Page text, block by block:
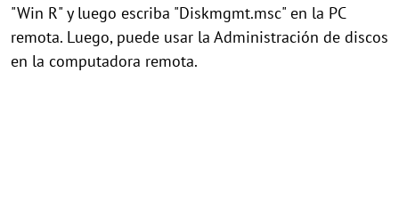
"Win R" y luego escriba "Diskmgmt.msc" en la PC
remota. Luego, puede usar la Administración de discos
en la computadora remota.